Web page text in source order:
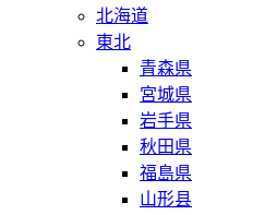
北海道
東北
青森県
宮城県
岩手県
秋田県
福島県
山形县